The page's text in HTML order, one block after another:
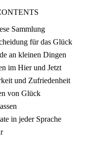
Sammlung
für das Glück
an kleinen Dingen
im Hier und Jetzt
und Zufriedenheit
von Glück
in jeder Sprache